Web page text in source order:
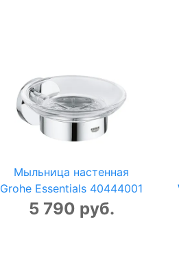
Мыльница настенная
Grohe Essentials 40444001
5 790 руб.